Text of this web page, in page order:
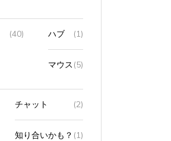
(40) ハブ (1)
マウス (5)
チャット (2)
知り合いかも？ (1)